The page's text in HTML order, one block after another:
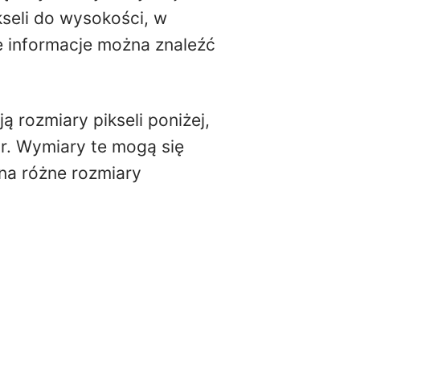
do wysokości, w
można znaleźć
rozmiary pikseli poniżej,
Wymiary te mogą się
różne rozmiary